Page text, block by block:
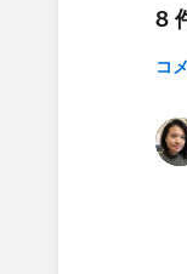
8
コ